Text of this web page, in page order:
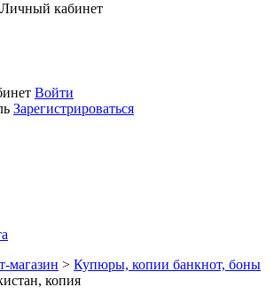
Личный кабинет
Войти
Зарегистрироваться
магазин > Купюры, копии банкнот, боны
копия